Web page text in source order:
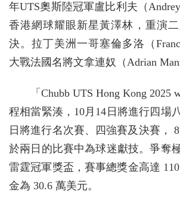
年UTS奧斯陸冠軍盧比利夫（
香港網球耀眼新星黃澤林，重演
決。拉丁美洲一哥塞倫多洛（
大戰法國名將文拿連奴（Adrian
「Chubb UTS Hong Kong 2025
程相當緊湊，10月14日將進行四場
日將進行名次賽、四強賽及決賽，
於兩日的比賽中為球迷獻技。爭奪
雷霆冠軍獎盃，賽事總獎金高達
金為 30.6 萬美元。